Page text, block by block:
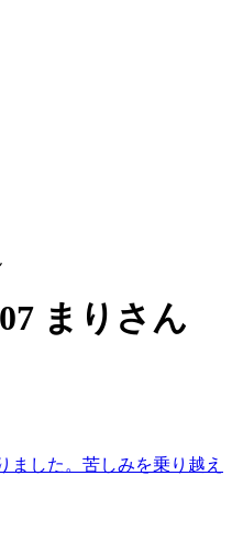
まりさん
ました。苦しみを乗り越え